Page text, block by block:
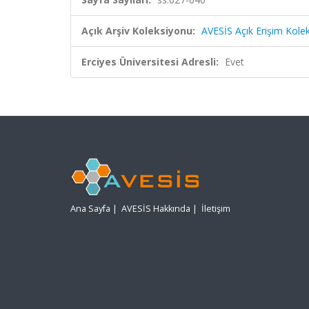
Açık Arşiv Koleksiyonu: AVESİS Açık Erişim
Erciyes Üniversitesi Adresli: Evet
Ana Sayfa | AVESİS Hakkında | İletişim